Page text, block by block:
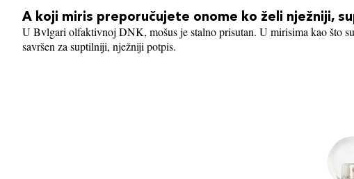
A koji miris preporučujete onome ko želi nježniji,
U Bvlgari olfaktivnoj DNK, mošus je stalno prisutan. U mirisima kao što su
savršen za suptilniji, nježniji potpis.